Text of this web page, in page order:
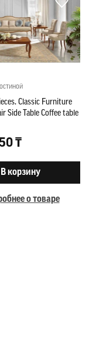
Classic Furniture
Side Table Coffee table
₸
В корзину
о товаре